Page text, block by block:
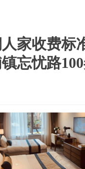
家收费标
忘忧路